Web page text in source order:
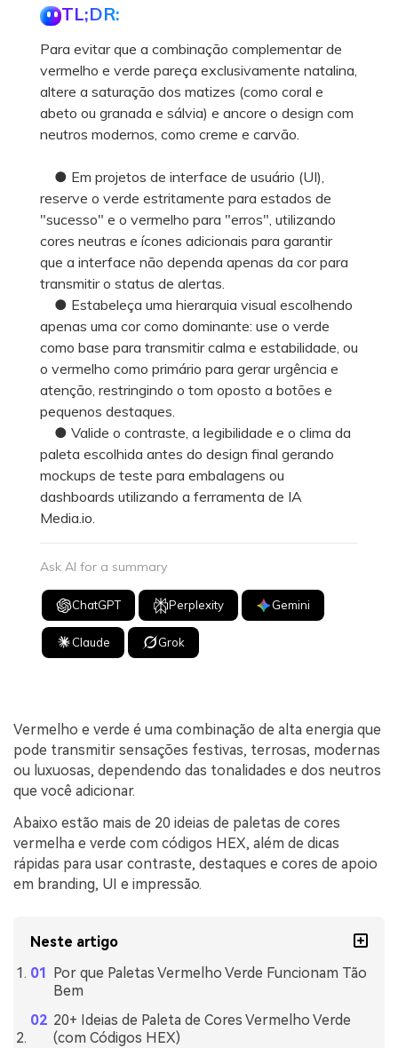
TL;DR:
Para evitar que a combinação complementar de
vermelho e verde pareça exclusivamente natalina,
altere a saturação dos matizes (como coral e
abeto ou granada e sálvia) e ancore o design com
neutros modernos, como creme e carvão.
● Em projetos de interface de usuário (UI),
reserve o verde estritamente para estados de
"sucesso" e o vermelho para "erros", utilizando
cores neutras e ícones adicionais para garantir
que a interface não dependa apenas da cor para
transmitir o status de alertas.
● Estabeleça uma hierarquia visual escolhendo
apenas uma cor como dominante: use o verde
como base para transmitir calma e estabilidade, ou
o vermelho como primário para gerar urgência e
atenção, restringindo o tom oposto a botões e
pequenos destaques.
● Valide o contraste, a legibilidade e o clima da
paleta escolhida antes do design final gerando
mockups de teste para embalagens ou
dashboards utilizando a ferramenta de IA
Media.io.
Ask AI for a summary
ChatGPT Perplexity Gemini
Claude Grok
Vermelho e verde é uma combinação de alta energia que
pode transmitir sensações festivas, terrosas, modernas
ou luxuosas, dependendo das tonalidades e dos neutros
que você adicionar.
Abaixo estão mais de 20 ideias de paletas de cores
vermelha e verde com códigos HEX, além de dicas
rápidas para usar contraste, destaques e cores de apoio
em branding, UI e impressão.
Neste artigo
Por que Paletas Vermelho Verde Funcionam Tão
Bem
20+ Ideias de Paleta de Cores Vermelho Verde
(com Códigos HEX)